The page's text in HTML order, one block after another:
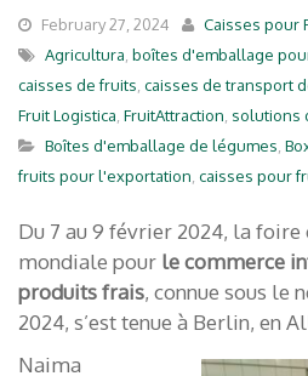
February 27, 2024
Caisses pour
Agricultura boîtes d'emballage
caisses de fruits caisses de transport
Fruit Logistica FruitAttraction solutions
Boîtes d'emballage de légumes
fruits pour l'exportation caisses pour
Du 7 au 9 février 2024, la
mondiale pour le commerce
produits frais, connue sous le
2024, s’est tenue à Berlin, en
Naima